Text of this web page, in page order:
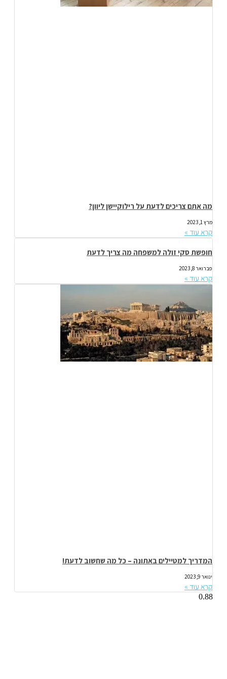
מה אתם צריכים לדעת על רילוקיישן ליוון?
מרץ 1, 2023
קרא עוד »
חופשת סקי זולה למשפחה מה צריך לדעת
פברואר 8, 2023
קרא עוד »
המדריך למטיילים באתונה – כל מה שחשוב לדעת!
ינואר 9, 2023
קרא עוד »